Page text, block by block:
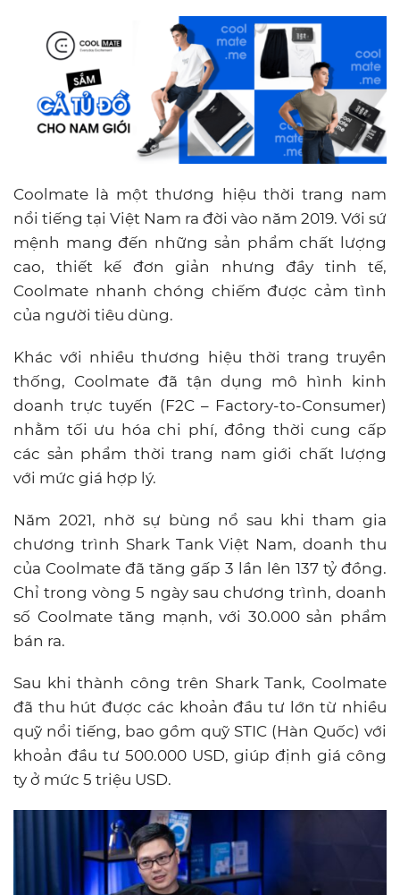
Coolmate là một thương hiệu thời trang nam
nổi tiếng tại Việt Nam ra đời vào năm 2019. Với sứ
mệnh mang đến những sản phẩm chất lượng
cao, thiết kế đơn giản nhưng đầy tinh tế,
Coolmate nhanh chóng chiếm được cảm tình
của người tiêu dùng.
Khác với nhiều thương hiệu thời trang truyền
thống, Coolmate đã tận dụng mô hình kinh
doanh trực tuyến (F2C – Factory-to-Consumer)
nhằm tối ưu hóa chi phí, đồng thời cung cấp
các sản phẩm thời trang nam giới chất lượng
với mức giá hợp lý.
Năm 2021, nhờ sự bùng nổ sau khi tham gia
chương trình Shark Tank Việt Nam, doanh thu
của Coolmate đã tăng gấp 3 lần lên 137 tỷ đồng.
Chỉ trong vòng 5 ngày sau chương trình, doanh
số Coolmate tăng mạnh, với 30.000 sản phẩm
bán ra.
Sau khi thành công trên Shark Tank, Coolmate
đã thu hút được các khoản đầu tư lớn từ nhiều
quỹ nổi tiếng, bao gồm quỹ STIC (Hàn Quốc) với
khoản đầu tư 500.000 USD, giúp định giá công
ty ở mức 5 triệu USD.